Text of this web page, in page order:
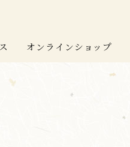
オンラインショップ